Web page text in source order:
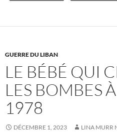
GUERRE DU LIBAN
LE BÉBÉ QUI
LES BOMBES
1978
DÉCEMBRE 1, 2023 LINA MURR